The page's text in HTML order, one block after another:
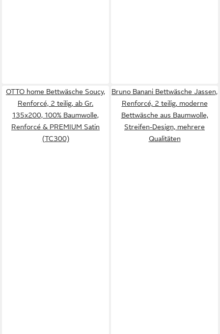
OTTO home Bettwäsche Soucy,
Renforcé, 2 teilig, ab Gr.
135x200, 100% Baumwolle,
Renforcé & PREMIUM Satin
(TC300)
Bruno Banani Bettwäsche Jassen,
Renforcé, 2 teilig, moderne
Bettwäsche aus Baumwolle,
Streifen-Design, mehrere
Qualitäten